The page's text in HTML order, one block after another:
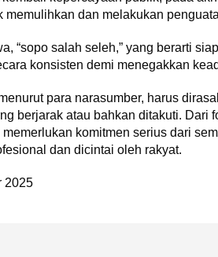
memulihkan dan melakukan
“sopo salah seleh,” yang berarti
konsisten demi menegakkan
para narasumber, harus
berjarak atau bahkan ditakuti.
komitmen serius dari
dan dicintai oleh rakyat.
2025